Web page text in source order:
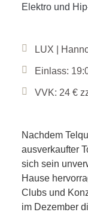
Elektro und
LUX |
Einlass:
VVK: 24 €
Nachdem
ausverkaufter
sich sein
Hause
Clubs und
im Dezember